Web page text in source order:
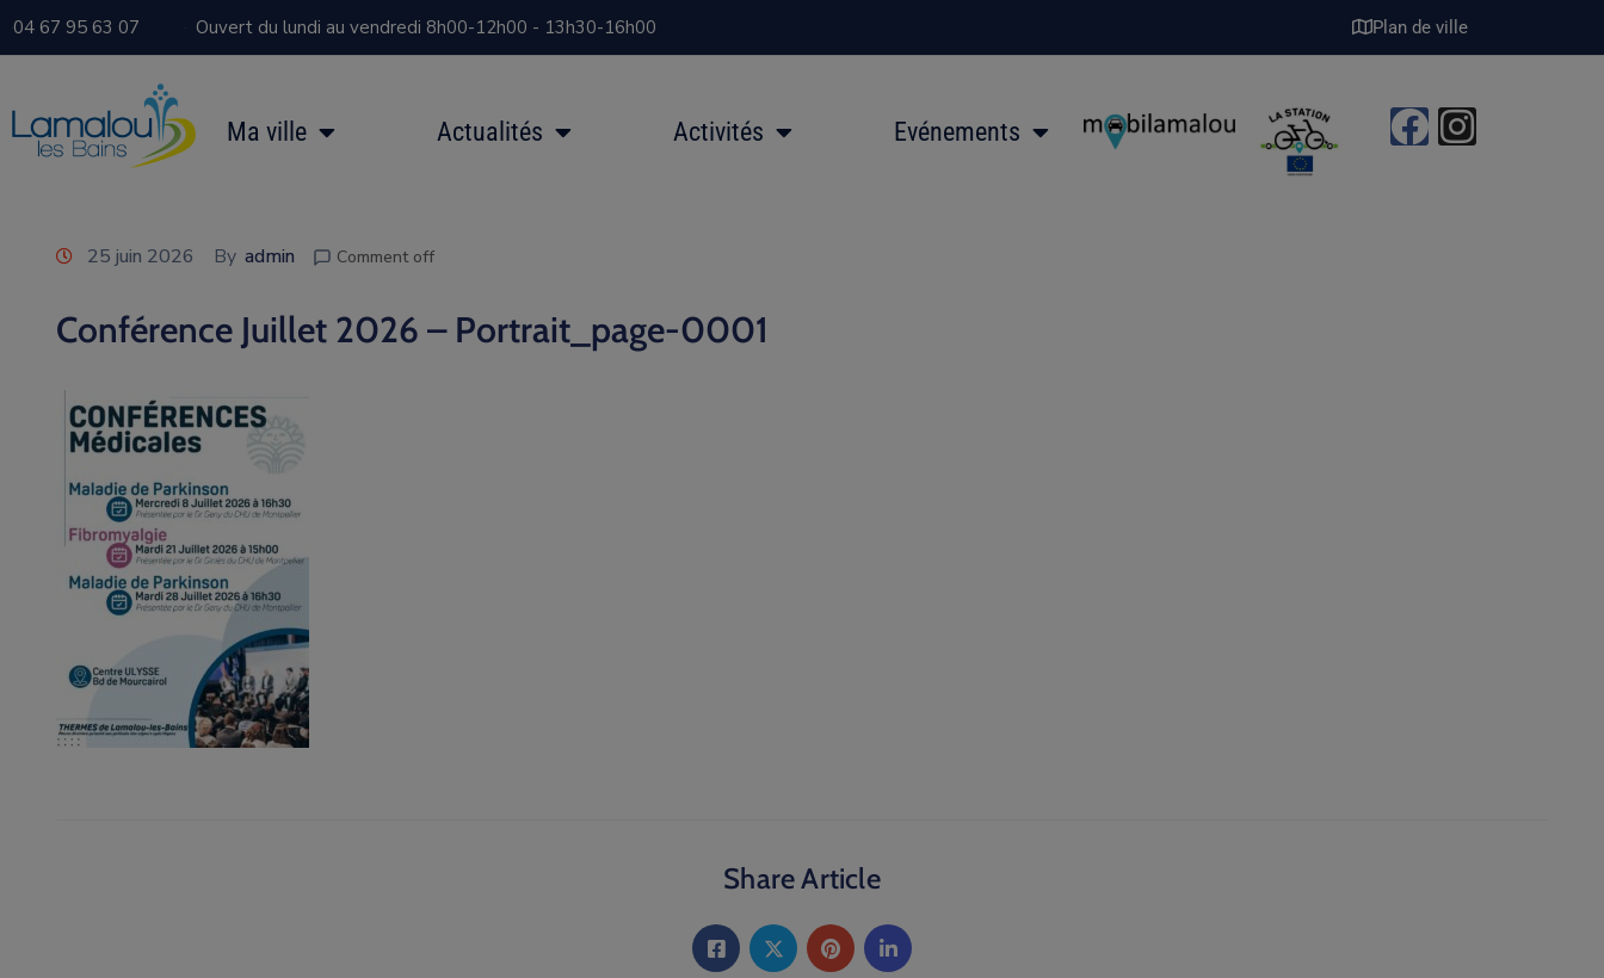
04 67 95 63 07 Ouvert du lundi au vendredi 8h00-12h00 - 13h30-16h00 Plan de ville
Ma ville Actualités Activités Evénements
25 juin 2026 By admin Comment off
Conférence Juillet 2026 – Portrait_page-0001
Share Article